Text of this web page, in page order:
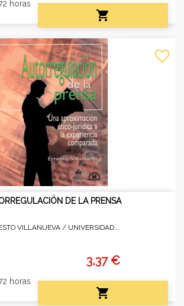
horas

DE LA PRENSA
VILLANUEVA / UNIVERSIDAD...
horas
3,37 €

favorite_border